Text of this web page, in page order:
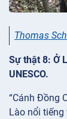
Thomas
Sự thật 8: Ở
UNESCO.
“Cánh Đồng
Lào nổi